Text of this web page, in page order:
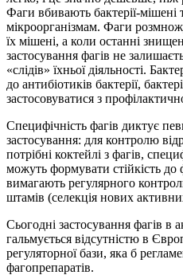
Фаги вбивають бактерії-
мікроорганізмам. Фаги
їх мішені, а коли останні
застосування фагів не
«слідів» їхньої діяльності.
до антибіотиків бактерії,
застосовуватися з
Специфічність фагів диктує
застосування: для контролю
потрібні коктейлі з фагів,
можуть формувати стійкість до
вимагають регулярного
штамів (селекція нових
Сьогодні застосування фагів в
гальмується відсутністю в
регуляторної бази, яка б
фагопрепаратів.